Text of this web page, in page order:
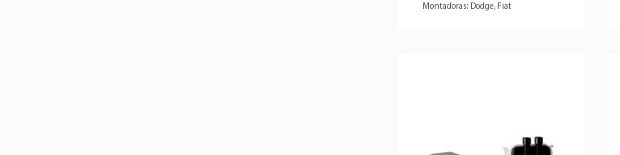
Montadoras: Dodge, Fiat